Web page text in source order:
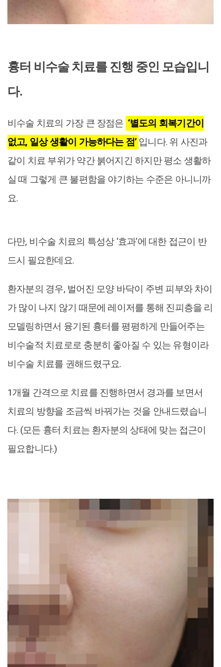
흉터 비수술 치료를 진행 중인 모습입니
다.
비수술 치료의 가장 큰 장점은 ‘별도의 회복기간이
없고, 일상 생활이 가능하다는 점’ 입니다. 위 사진과
같이 치료 부위가 약간 붉어지긴 하지만 평소 생활하
실 때 그렇게 큰 불편함을 야기하는 수준은 아니니까
요.
다만, 비수술 치료의 특성상 ‘효과’에 대한 접근이 반
드시 필요한데요.
환자분의 경우, 벌어진 모양 바닥이 주변 피부와 차이
가 많이 나지 않기 때문에 레이저를 통해 진피층을 리
모델링하면서 융기된 흉터를 평평하게 만들어주는
비수술적 치료로로 충분히 좋아질 수 있는 유형이라
비수술 치료를 권해드렸구요.
1개월 간격으로 치료를 진행하면서 경과를 보면서
치료의 방향을 조금씩 바꿔가는 것을 안내드렸습니
다. (모든 흉터 치료는 환자분의 상태에 맞는 접근이
필요합니다.)